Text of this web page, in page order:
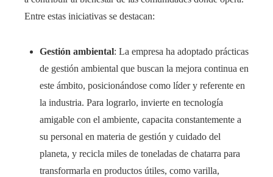
Entre estas iniciativas se destacan:​
Gestión ambiental: La empresa ha adoptado prácticas
de gestión ambiental que buscan la mejora continua en
este ámbito, posicionándose como líder y referente en
la industria. Para lograrlo, invierte en tecnología
amigable con el ambiente, capacita constantemente a
su personal en materia de gestión y cuidado del
planeta, y recicla miles de toneladas de chatarra para
transformarla en productos útiles, como varilla,